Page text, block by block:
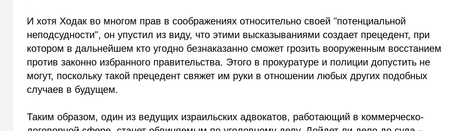
И хотя Ходак во многом прав в соображениях относительно своей "потенциальной
неподсудности", он упустил из виду, что этими высказываниями создает прецедент, при
котором в дальнейшем кто угодно безнаказанно сможет грозить вооруженным восстанием
против законно избранного правительства. Этого в прокуратуре и полиции допустить не
могут, поскольку такой прецедент свяжет им руки в отношении любых других подобных
случаев в будущем.
Таким образом, один из ведущих израильских адвокатов, работающий в коммерческо-